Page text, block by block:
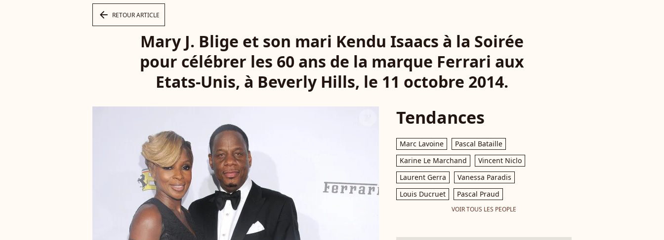
arrow_left RETOUR ARTICLE
Mary J. Blige et son mari Kendu Isaacs à la Soirée
pour célébrer les 60 ans de la marque Ferrari aux
Etats-Unis, à Beverly Hills, le 11 octobre 2014.
Tendances
Marc Lavoine
Pascal Bataille
Karine Le Marchand
Vincent Niclo
Laurent Gerra
Vanessa Paradis
Louis Ducruet
Pascal Praud
VOIR TOUS LES PEOPLE